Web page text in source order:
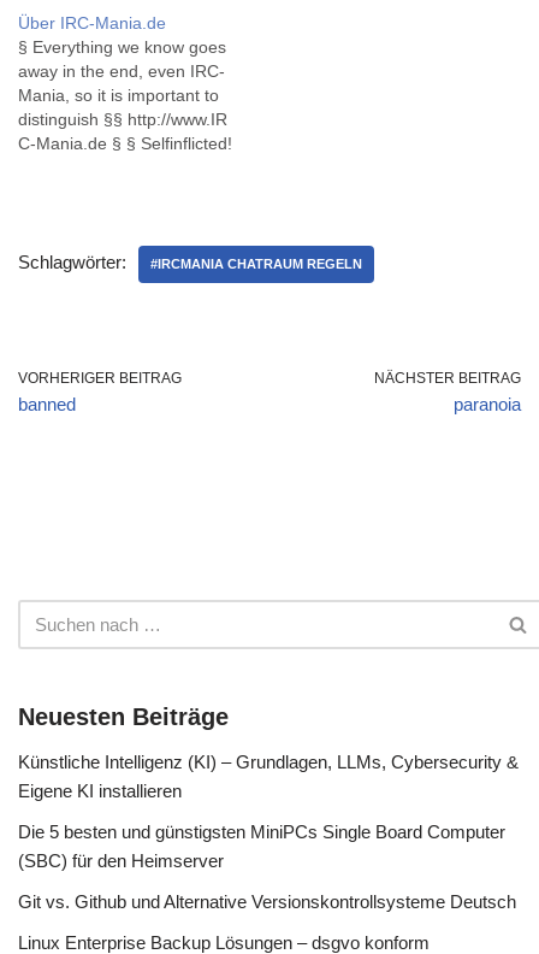
ChannelBesitzer: ChannelG
ründer eines Raumes mit
bedenklichen Inhalten sollte
dafür sorgen, dass ihr
Channel nicht auf der
öffentlichen Liste
definitiv Inhalte berühren,
die…
Dieses Portal bietet eine
umfangreiche Hilfe…
Über IRC-Mania.de
§ Everything we know goes
away in the end, even IRC-
Mania, so it is important to
distinguish §§ http://www.IR
C-Mania.de § § Selfinflicted!
erster Linie ein IRC-
Portal/Hilfe-Seite, welches
Hobby, da dieses…
Schlagwörter: #IRCMANIA CHATRAUM REGELN
VORHERIGER BEITRAG
banned
NÄCHSTER BEITRAG
paranoia
Neuesten Beiträge
Künstliche Intelligenz (KI) – Grundlagen, LLMs, Cybersecurity &
Eigene KI installieren
Die 5 besten und günstigsten MiniPCs Single Board Computer
(SBC) für den Heimserver
Git vs. Github und Alternative Versionskontrollsysteme Deutsch
Linux Enterprise Backup Lösungen – dsgvo konform